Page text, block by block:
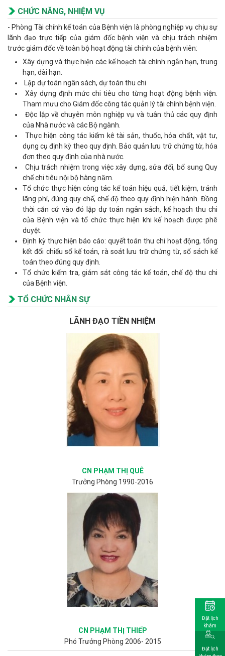
CHỨC NĂNG, NHIỆM VỤ
- Phòng Tài chính kế toán của Bệnh viện là phòng nghiệp vụ chịu sự
lãnh đạo trực tiếp của giám đốc bệnh viện và chịu trách nhiệm
trước giám đốc về toàn bộ hoạt động tài chính của bệnh viên:
Xây dựng và thực hiện các kế hoạch tài chính ngắn hạn, trung
hạn, dài hạn.
Lập dự toán ngân sách, dự toán thu chi
Xây dựng định mức chi tiêu cho từng hoạt động bệnh viện.
Tham mưu cho Giám đốc công tác quản lý tài chính bệnh viện.
Độc lập về chuyên môn nghiệp vụ và tuân thủ các quy định
của Nhà nước và các Bộ ngành.
Thực hiện công tác kiểm kê tài sản, thuốc, hóa chất, vật tư,
dụng cụ định kỳ theo quy định. Bảo quản lưu trữ chứng từ, hóa
đơn theo quy định của nhà nước.
Chịu trách nhiệm trong việc xây dựng, sửa đổi, bổ sung Quy
chế chi tiêu nội bộ hàng năm.
Tổ chức thực hiện công tác kế toán hiệu quả, tiết kiệm, tránh
lãng phí, đúng quy chế, chế độ theo quy định hiện hành. Đồng
thời căn cứ vào đó lập dự toán ngân sách, kế hoạch thu chi
của Bệnh viện và tổ chức thực hiện khi kế hoạch được phê
duyệt.
Định kỳ thực hiện báo cáo: quyết toán thu chi hoạt động, tổng
kết đối chiếu sổ kế toán, rà soát lưu trữ chứng từ, sổ sách kế
toán theo đúng quy định.
Tổ chức kiểm tra, giám sát công tác kế toán, chế độ thu chi
của Bệnh viện.
TỔ CHỨC NHÂN SỰ
LÃNH ĐẠO TIỀN NHIỆM
CN PHẠM THỊ QUÊ
Trưởng Phòng 1990-2016
CN PHẠM THỊ THIẾP
Phó Trưởng Phòng 2006- 2015
Đặt lịch
khám
Đặt lịch